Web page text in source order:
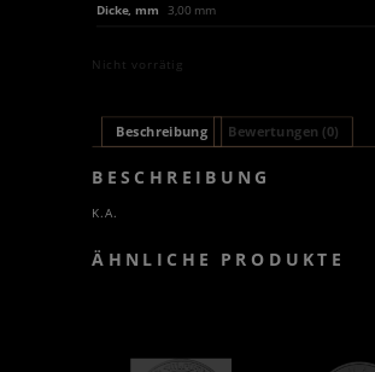
Dicke, mm
3,00 mm
Nicht vorrätig
Beschreibung Bewertungen (0)
BESCHREIBUNG
K.A.
ÄHNLICHE PRODUKTE